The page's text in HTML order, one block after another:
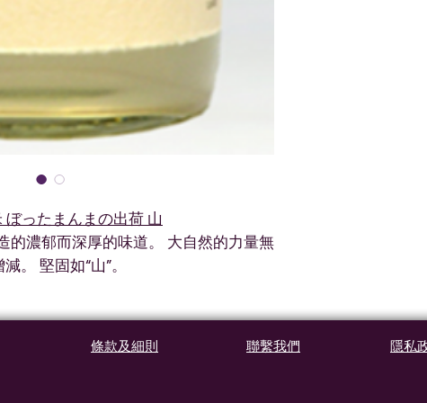
ぼったまんまの出荷 山
的濃郁而深厚的味道。 大自然的力量無
減。 堅固如“山”。
條款及細則 聯繫我們 隱私